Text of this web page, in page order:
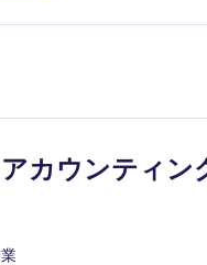
アカウンティ